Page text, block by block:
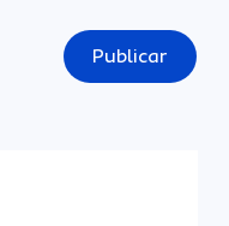
Publicar